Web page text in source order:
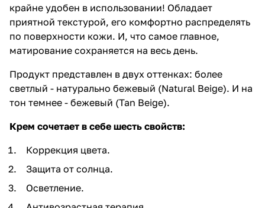
крайне удобен в использовании! Обладает
приятной текстурой, его комфортно распределять
по поверхности кожи. И, что самое главное,
матирование сохраняется на весь день.
Продукт представлен в двух оттенках: более
светлый - натурально бежевый (Natural Beige). И на
тон темнее - бежевый (Tan Beige).
Крем сочетает в себе шесть свойств:
Коррекция цвета.
Защита от солнца.
Осветление.